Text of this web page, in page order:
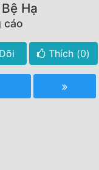
Hạ
cáo
Thích (0)